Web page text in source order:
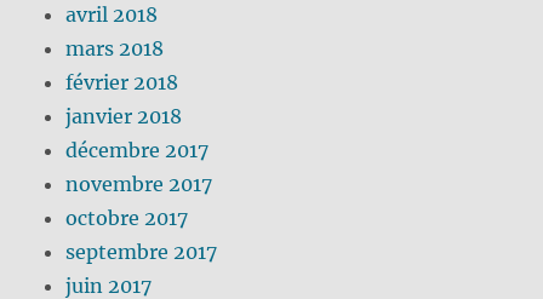
avril 2018
mars 2018
février 2018
janvier 2018
décembre 2017
novembre 2017
octobre 2017
septembre 2017
juin 2017